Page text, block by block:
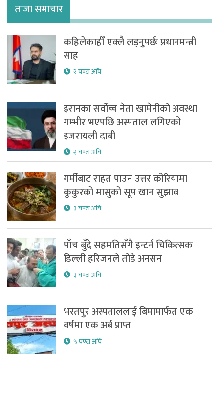
ताजा समाचार
कहिलेकाहीँ एक्लै लड्नुपर्छः प्रधानमन्त्री
साह
२ घण्टा अघि
इरानका सर्वोच्च नेता खामेनीको अवस्था
गम्भीर भएपछि अस्पताल लगिएको
इजरायली दाबी
२ घण्टा अघि
गर्मीबाट राहत पाउन उत्तर कोरियामा
कुकुरको मासुको सूप खान सुझाव
३ घण्टा अघि
पाँच बुँदे सहमतिसँगै इन्टर्न चिकित्सक
डिल्ली हरिजनले तोडे अनसन
३ घण्टा अघि
भरतपुर अस्पताललाई बिमामार्फत एक
वर्षमा एक अर्ब प्राप्त
५ घण्टा अघि